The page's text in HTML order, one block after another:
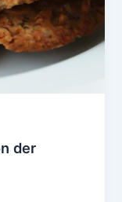
der